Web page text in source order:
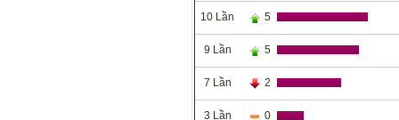
10 Lần 5
9 Lần 5
7 Lần 2
3 Lần 0